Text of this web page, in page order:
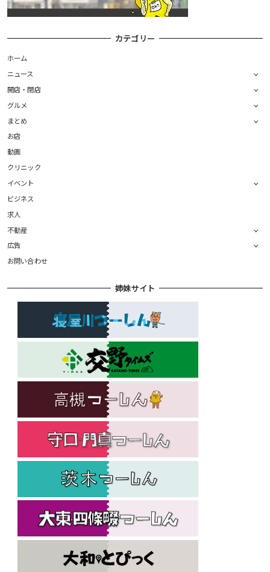
カテゴリー
ホーム
ニュース
開店・閉店
グルメ
まとめ
お店
動画
クリニック
イベント
ビジネス
求人
不動産
広告
お問い合わせ
姉妹サイト